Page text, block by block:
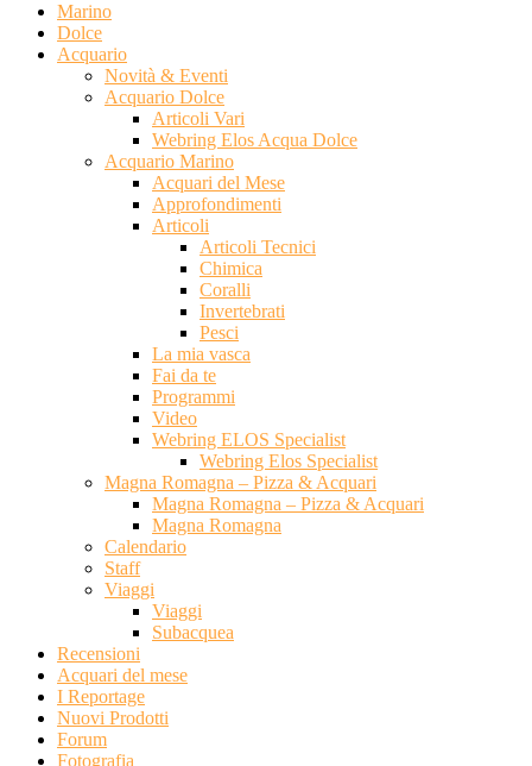
Marino
Dolce
Acquario
Novità & Eventi
Acquario Dolce
Articoli Vari
Webring Elos Acqua Dolce
Acquario Marino
Acquari del Mese
Approfondimenti
Articoli
Articoli Tecnici
Chimica
Coralli
Invertebrati
Pesci
La mia vasca
Fai da te
Programmi
Video
Webring ELOS Specialist
Webring Elos Specialist
Magna Romagna – Pizza & Acquari
Magna Romagna – Pizza & Acquari
Magna Romagna
Calendario
Staff
Viaggi
Viaggi
Subacquea
Recensioni
Acquari del mese
I Reportage
Nuovi Prodotti
Forum
Fotografia